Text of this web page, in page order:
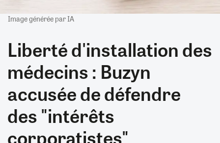
Image générée par IA
Liberté d'installation des
médecins : Buzyn
accusée de défendre
des "intérêts
corporatistes"